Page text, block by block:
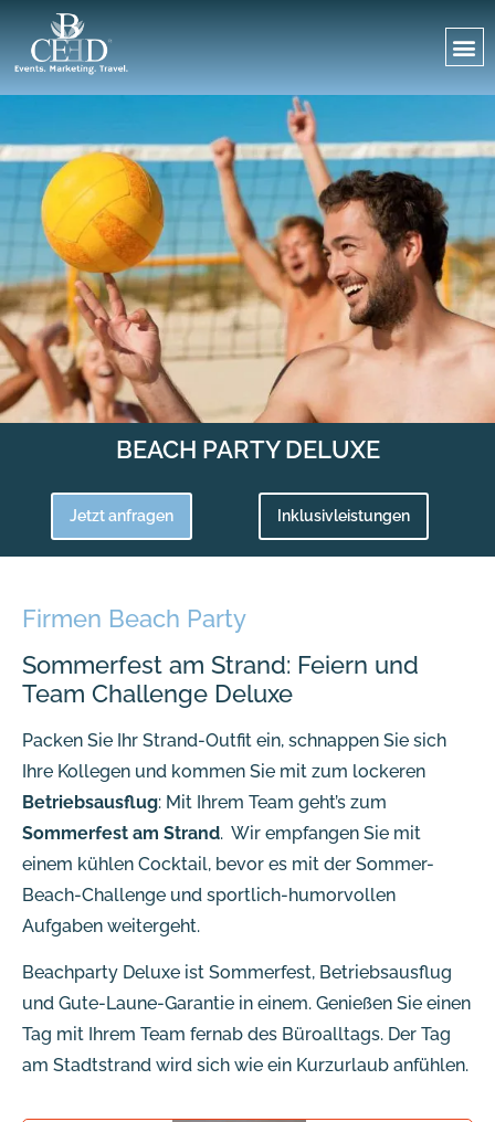
BEACH PARTY DELUXE
Jetzt anfragen Inklusivleistungen
Firmen Beach Party
Sommerfest am Strand: Feiern und
Team Challenge Deluxe
Packen Sie Ihr Strand-Outfit ein, schnappen Sie sich
Ihre Kollegen und kommen Sie mit zum lockeren
Betriebsausflug: Mit Ihrem Team geht’s zum
Sommerfest am Strand. Wir empfangen Sie mit
einem kühlen Cocktail, bevor es mit der Sommer-
Beach-Challenge und sportlich-humorvollen
Aufgaben weitergeht.
Beachparty Deluxe ist Sommerfest, Betriebsausflug
und Gute-Laune-Garantie in einem. Genießen Sie einen
Tag mit Ihrem Team fernab des Büroalltags. Der Tag
am Stadtstrand wird sich wie ein Kurzurlaub anfühlen.